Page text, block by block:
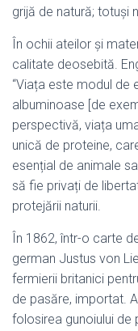
grijă de natură; totuși
În ochii ateilor și
calitate deosebită.
“Viața este modul de
albuminoase [de
perspectivă, viața
unică de proteine,
esențial de animale
să fie privați de
protejării naturii.
În 1862, într-o carte
german Justus von
fermierii britanici
de pasăre, importat.
folosirea gunoiului de